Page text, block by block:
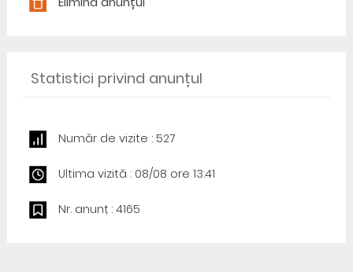
Statistici privind anunțul
Număr de vizite : 527
Ultima vizită : 08/08 ore 13:41
Nr. anunț : 4165